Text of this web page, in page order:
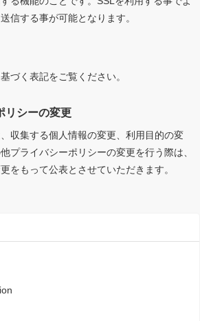
信する事が可能となります。
づく表記をご覧ください。
リシーの変更
収集する個人情報の変更、利用目的の変
プライバシーポリシーの変更を行う際は、
をもって公表とさせていただきます。